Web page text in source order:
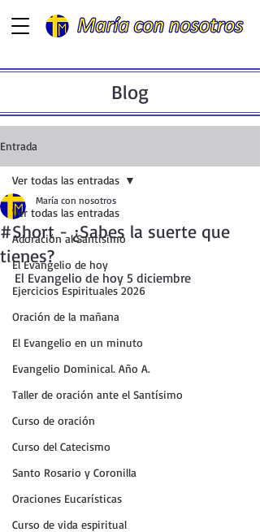
Blog
Entrada
Ver todas las entradas
Adoración al Santísimo
El Evangelio de hoy
Ejercicios Espirituales 2026
Oración de la mañana
El Evangelio en un minuto
Evangelio Dominical. Año A.
Taller de oración ante el Santísimo
Curso de oración
Curso del Catecismo
Santo Rosario y Coronilla
Oraciones Eucarísticas
Curso de vida espiritual
Ver todas las entradas
#Short - ¿Sabes la suerte que
tienes?
María con nosotros
El Evangelio de hoy 5 diciembre